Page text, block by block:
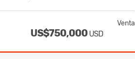
Venta
US$750,000 USD